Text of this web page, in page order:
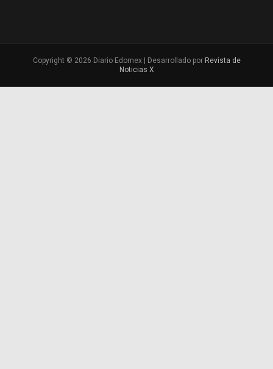
Copyright © 2026 Diario Edomex | Desarrollado por Revista de
Noticias X